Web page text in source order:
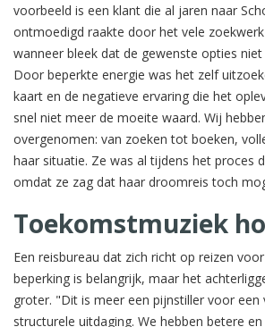
voorbeeld is een klant die al jaren naar
ontmoedigd raakte door het vele
wanneer bleek dat de gewenste opties
Door beperkte energie was het zelf
kaart en de negatieve ervaring die het
snel niet meer de moeite waard. Wij
overgenomen: van zoeken tot boeken,
haar situatie. Ze was al tijdens het proces
omdat ze zag dat haar droomreis toch
Toekomstmuziek
Een reisbureau dat zich richt op reizen
beperking is belangrijk, maar het
groter. "Dit is meer een pijnstiller voor een
structurele uitdaging. We hebben betere